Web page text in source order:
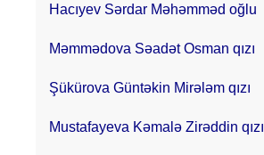
Hacıyev Sərdar Məhəmməd oğlu
Məmmədova Səadət Osman qızı
Şükürova Güntəkin Mirələm qızı
Mustafayeva Kəmalə Zirəddin qızı